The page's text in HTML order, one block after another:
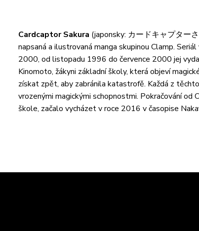
Cardcaptor Sakura (japonsky: カードキャプター
napsaná a ilustrovaná manga skupinou Clamp.
2000, od listopadu 1996 do července 2000 jej
Kinomoto, žákyni základní školy, která objeví
získat zpět, aby zabránila katastrofě. Každá z
vrozenými magickými schopnostmi. Pokračování od
škole, začalo vycházet v roce 2016 v časopise